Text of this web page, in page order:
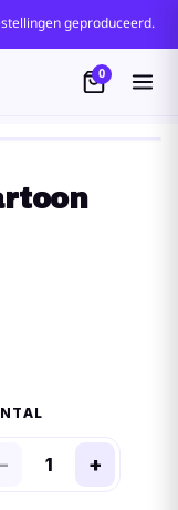
geproduceerd.
0
+